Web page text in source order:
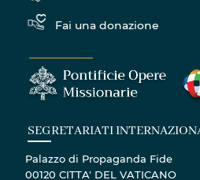
Fai una donazione
SEGRETARIATI
Palazzo di Propaganda Fide
00120 CITTA' DEL VATICANO